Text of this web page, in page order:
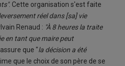
. Cette organisation s'est faite
réel dans [sa] vie
Renaud : "À 8 heures la traite
en tant que maire peut
que "la décision a été
que le choix de son père de se